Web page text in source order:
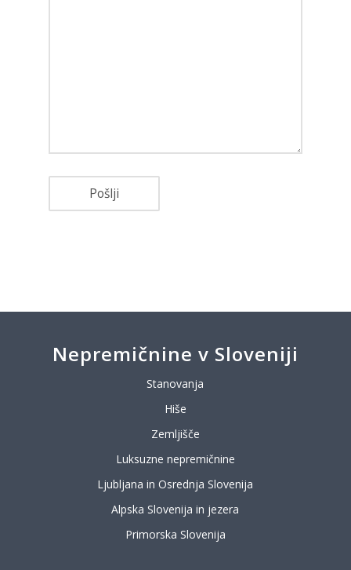
Nepremičnine v Sloveniji
Stanovanja
Hiše
Zemljišče
Luksuzne nepremičnine
Ljubljana in Osrednja Slovenija
Alpska Slovenija in jezera
Primorska Slovenija